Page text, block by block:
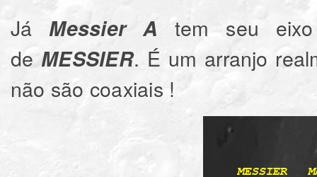
Já Messier A tem seu
deMESSIER. É um arranjo
não são coaxiais !